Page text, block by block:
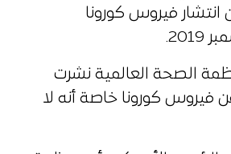
انتشار فيروس كورونا
الصحة العالمية نشرت
فيروس كورونا خاصة أنه لا